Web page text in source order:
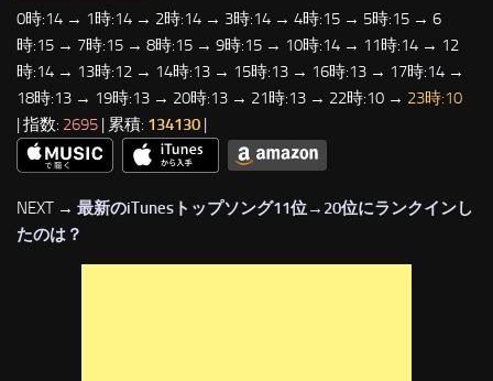
0時:14 → 1時:14 → 2時:14 → 3時:14 → 4時:15 → 5時:15 → 6
時:15 → 7時:15 → 8時:15 → 9時:15 → 10時:14 → 11時:14 → 12
時:14 → 13時:12 → 14時:13 → 15時:13 → 16時:13 → 17時:14 →
18時:13 → 19時:13 → 20時:13 → 21時:13 → 22時:10 → 23時:10
| 指数: 2695 | 累積: 134130 |
NEXT → 最新のiTunesトップソング11位→20位にランクインし
たのは？